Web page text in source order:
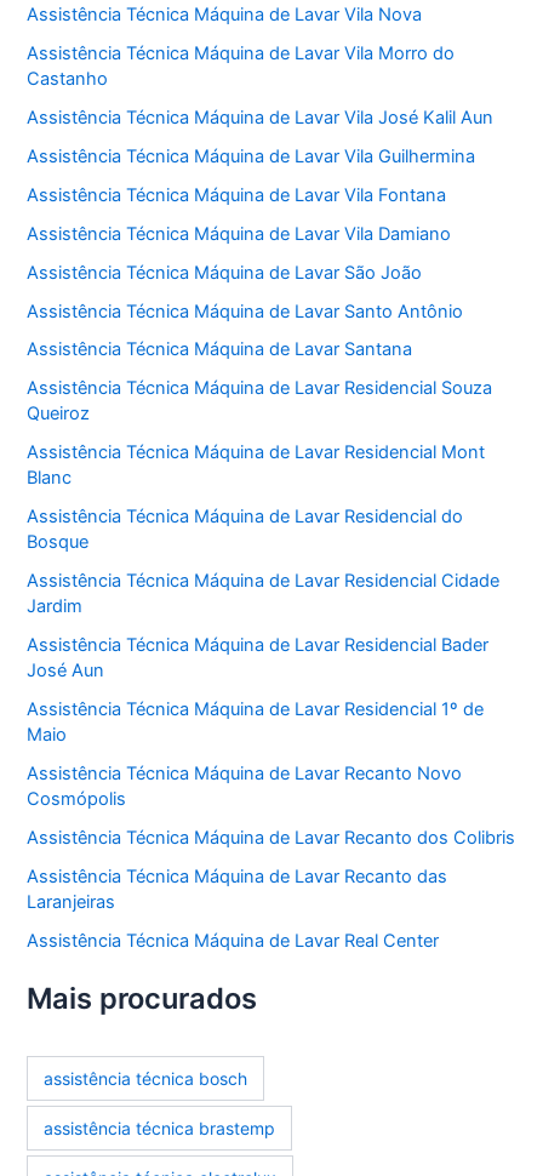
Assistência Técnica Máquina de Lavar Vila Nova
Assistência Técnica Máquina de Lavar Vila Morro do
Castanho
Assistência Técnica Máquina de Lavar Vila José Kalil Aun
Assistência Técnica Máquina de Lavar Vila Guilhermina
Assistência Técnica Máquina de Lavar Vila Fontana
Assistência Técnica Máquina de Lavar Vila Damiano
Assistência Técnica Máquina de Lavar São João
Assistência Técnica Máquina de Lavar Santo Antônio
Assistência Técnica Máquina de Lavar Santana
Assistência Técnica Máquina de Lavar Residencial Souza
Queiroz
Assistência Técnica Máquina de Lavar Residencial Mont
Blanc
Assistência Técnica Máquina de Lavar Residencial do
Bosque
Assistência Técnica Máquina de Lavar Residencial Cidade
Jardim
Assistência Técnica Máquina de Lavar Residencial Bader
José Aun
Assistência Técnica Máquina de Lavar Residencial 1º de
Maio
Assistência Técnica Máquina de Lavar Recanto Novo
Cosmópolis
Assistência Técnica Máquina de Lavar Recanto dos Colibris
Assistência Técnica Máquina de Lavar Recanto das
Laranjeiras
Assistência Técnica Máquina de Lavar Real Center
Mais procurados
assistência técnica bosch
assistência técnica brastemp